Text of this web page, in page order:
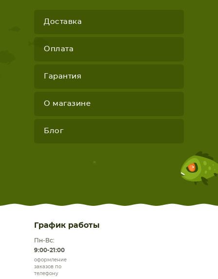
Доставка
Оплата
Гарантия
О магазине
Блог
График работы
Пн-Вс:
9:00-21:00
оформление
заказов по
телефону